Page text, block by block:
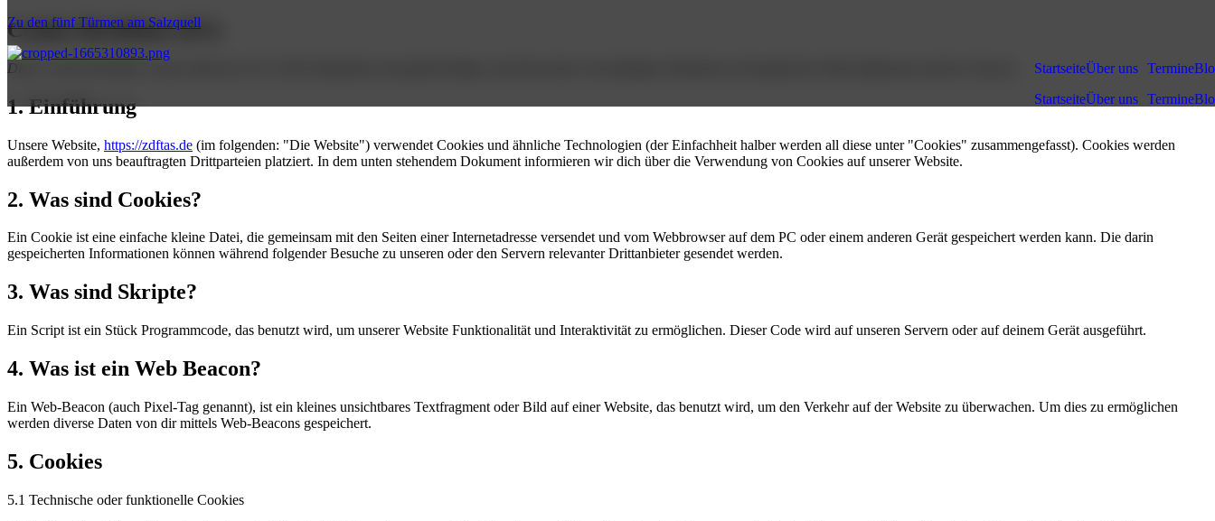
Zu den fünf Türmen am Salzquell
StartseiteÜber uns Termine
StartseiteÜber uns Termine
Cookie-Richtlinie (EU)
Diese Cookie-Richtlinie wurde zuletzt am 30.12.2025 aktualisiert und gilt für Bürger und Einwohner mit ständigem Wohnsitz im Europäischen Wirtschaftsraum und der Schweiz.
1. Einführung
Unsere Website, https://zdftas.de (im folgenden: "Die Website") verwendet Cookies und ähnliche Technologien (der Einfachheit halber werden all diese unter "Cookies" zusammengefasst). Cookies werden
außerdem von uns beauftragten Drittparteien platziert. In dem unten stehendem Dokument informieren wir dich über die Verwendung von Cookies auf unserer Website.
2. Was sind Cookies?
Ein Cookie ist eine einfache kleine Datei, die gemeinsam mit den Seiten einer Internetadresse versendet und vom Webbrowser auf dem PC oder einem anderen Gerät gespeichert werden kann. Die darin
gespeicherten Informationen können während folgender Besuche zu unseren oder den Servern relevanter Drittanbieter gesendet werden.
3. Was sind Skripte?
Ein Script ist ein Stück Programmcode, das benutzt wird, um unserer Website Funktionalität und Interaktivität zu ermöglichen. Dieser Code wird auf unseren Servern oder auf deinem Gerät ausgeführt.
4. Was ist ein Web Beacon?
Ein Web-Beacon (auch Pixel-Tag genannt), ist ein kleines unsichtbares Textfragment oder Bild auf einer Website, das benutzt wird, um den Verkehr auf der Website zu überwachen. Um dies zu ermöglichen
werden diverse Daten von dir mittels Web-Beacons gespeichert.
5. Cookies
5.1 Technische oder funktionelle Cookies